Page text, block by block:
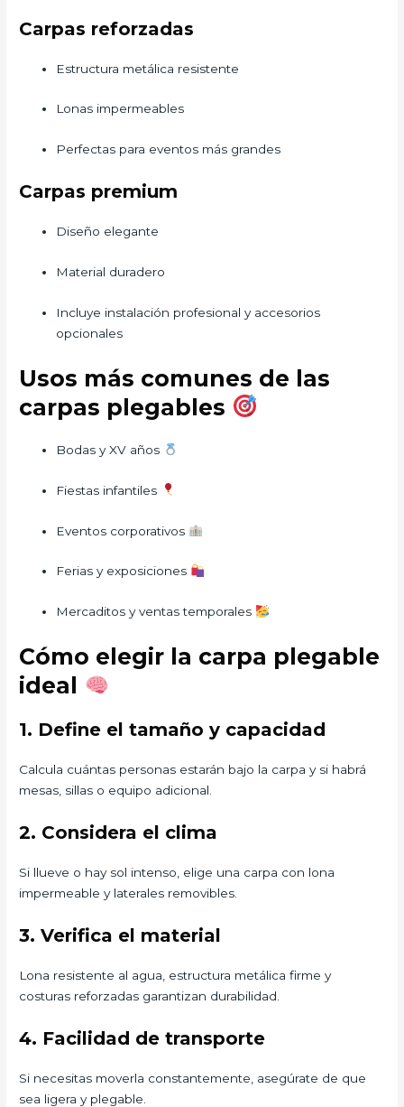
Carpas reforzadas
Estructura metálica resistente
Lonas impermeables
Perfectas para eventos más grandes
Carpas premium
Diseño elegante
Material duradero
Incluye instalación profesional y accesorios
opcionales
Usos más comunes de las
carpas plegables
Bodas y XV años
Fiestas infantiles
Eventos corporativos
Ferias y exposiciones
Mercaditos y ventas temporales
Cómo elegir la carpa plegable
ideal
1. Define el tamaño y capacidad
Calcula cuántas personas estarán bajo la carpa y si habrá
mesas, sillas o equipo adicional.
2. Considera el clima
Si llueve o hay sol intenso, elige una carpa con lona
impermeable y laterales removibles.
3. Verifica el material
Lona resistente al agua, estructura metálica firme y
costuras reforzadas garantizan durabilidad.
4. Facilidad de transporte
Si necesitas moverla constantemente, asegúrate de que
sea ligera y plegable.